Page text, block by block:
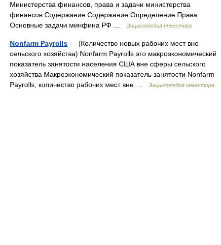
Министерства финансов, права и задачи министерства
финансов Содержание Содержание Определение Права
Основные задачи минфина РФ …
Энциклопедия инвестора
Nonfarm Payrolls — (Количество новых рабочих мест вне
сельского хозяйства) Nonfarm Payrolls это макроэкономический
показатель занятости населения США вне сферы сельского
хозяйства Макроэкономический показатель занятости Nonfarm
Payrolls, количество рабочих мест вне …
Энциклопедия инвестора